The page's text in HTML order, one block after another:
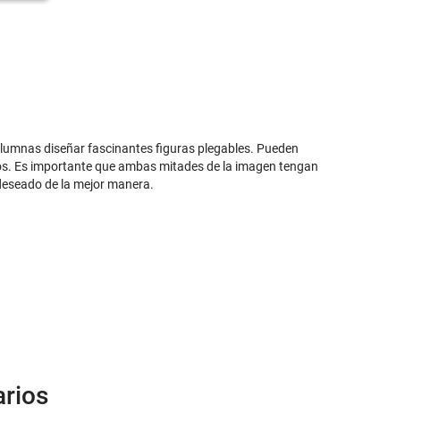
diseñar fascinantes figuras plegables. Pueden
Es importante que ambas mitades de la imagen tengan
de la mejor manera.